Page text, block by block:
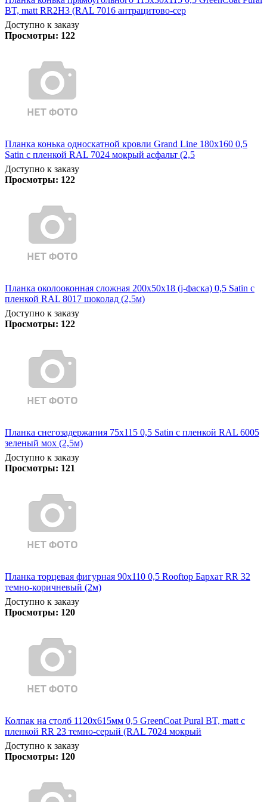
BT, matt RR2Н3 (RAL 7016 антрацитово-сер
Доступно к заказу
Просмотры: 122
Планка конька односкатной кровли Grand Line 180x160 0,5
Satin с пленкой RAL 7024 мокрый асфальт (2,5
Доступно к заказу
Просмотры: 122
Планка околооконная сложная 200х50х18 (j-фаска) 0,5 Satin с
пленкой RAL 8017 шоколад (2,5м)
Доступно к заказу
Просмотры: 122
Планка снегозадержания 75х115 0,5 Satin с пленкой RAL 6005
зеленый мох (2,5м)
Доступно к заказу
Просмотры: 121
Планка торцевая фигурная 90х110 0,5 Rooftop Бархат RR 32
темно-коричневый (2м)
Доступно к заказу
Просмотры: 120
Колпак на столб 1120х615мм 0,5 GreenCoat Pural BT, matt с
пленкой RR 23 темно-серый (RAL 7024 мокрый
Доступно к заказу
Просмотры: 120